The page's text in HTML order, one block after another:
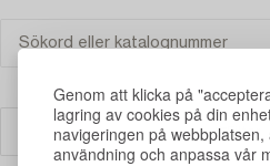
Genom att klicka på
lagring av cookies på din
navigeringen på
användning och anpassa vår
Filter